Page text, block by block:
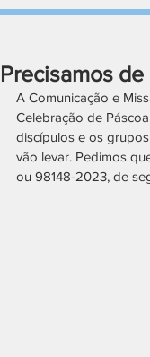
Precisamos
A Comunicação e
Celebração de
discípulos e os
vão levar. Pedimos
ou 98148-2023, de